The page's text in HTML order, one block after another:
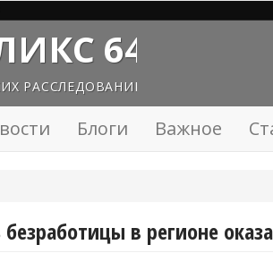
64
РАССЛЕДОВАНИЙ
Блоги Важное
безработицы в регионе